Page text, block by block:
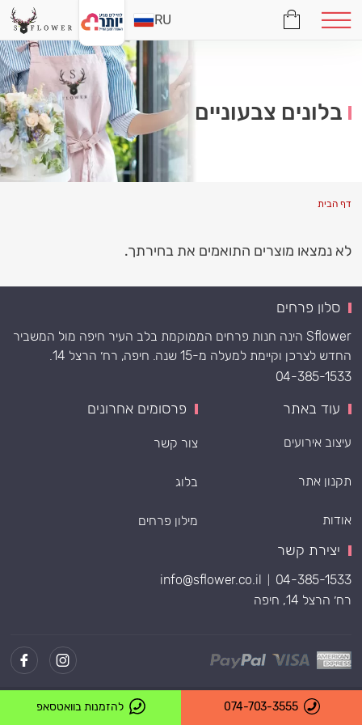
בלונים צבעוניים
דף הבית
לא נמצאו מוצרים התואמים את בחירתך.
סלון פרחים
Sflower הינה חנות פרחים הממוקמת בלב העיר חיפה מול המשביר
החדש לצרכן וקיימת למעלה מ-15 שנה. חיפה, רח׳ הרצל 14.
04-385-1533
עוד באתר
עיצוב אירועים
תקנון אתר
אודות
פרסומים אחרונים
צור קשר
בלוג
מילון פרחים
יצירת קשר
04-385-1533
info@sflower.co.il
רח׳ הרצל 14, חיפה
RU
Powered by
074-703-3555 להזמנות בוואטסאפ